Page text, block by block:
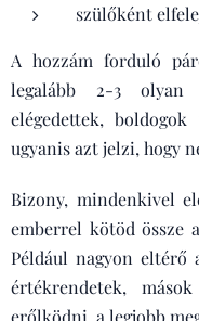
szülőként
A hozzám forduló
legalább 2-3 olyan
elégedettek,
ugyanis azt jelzi, hogy
Bizony, mindenkivel
emberrel kötöd össze
Például nagyon eltérő
értékrendetek,
erőlködni, a legjobb